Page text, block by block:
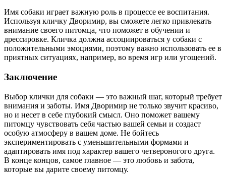
Имя собаки играет важную роль в процессе ее воспитания.
Используя кличку Дворимир, вы сможете легко привлекать
внимание своего питомца, что поможет в обучении и
дрессировке. Кличка должна ассоциироваться у собаки с
положительными эмоциями, поэтому важно использовать ее в
приятных ситуациях, например, во время игр или угощений.
Заключение
Выбор клички для собаки — это важный шаг, который требует
внимания и заботы. Имя Дворимир не только звучит красиво,
но и несет в себе глубокий смысл. Оно поможет вашему
питомцу чувствовать себя частью вашей семьи и создаст
особую атмосферу в вашем доме. Не бойтесь
экспериментировать с уменьшительными формами и
адаптировать имя под характер вашего четвероногого друга.
В конце концов, самое главное — это любовь и забота,
которые вы дарите своему питомцу.